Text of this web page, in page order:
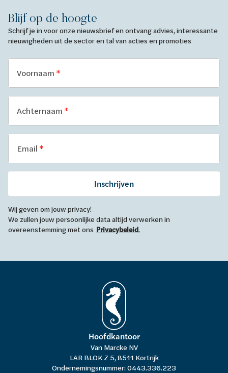
Blijf op de hoogte
Schrijf je in voor onze nieuwsbrief en ontvang advies, interessante
nieuwigheden uit de sector en tal van acties en promoties
Voornaam
Achternaam
Email
Inschrijven
Wij geven om jouw privacy!
We zullen jouw persoonlijke data altijd verwerken in
overeenstemming met ons Privacybeleid.
Hoofdkantoor
Van Marcke NV
LAR BLOK Z 5, 8511 Kortrijk
Ondernemingsnummer: 0443.336.223